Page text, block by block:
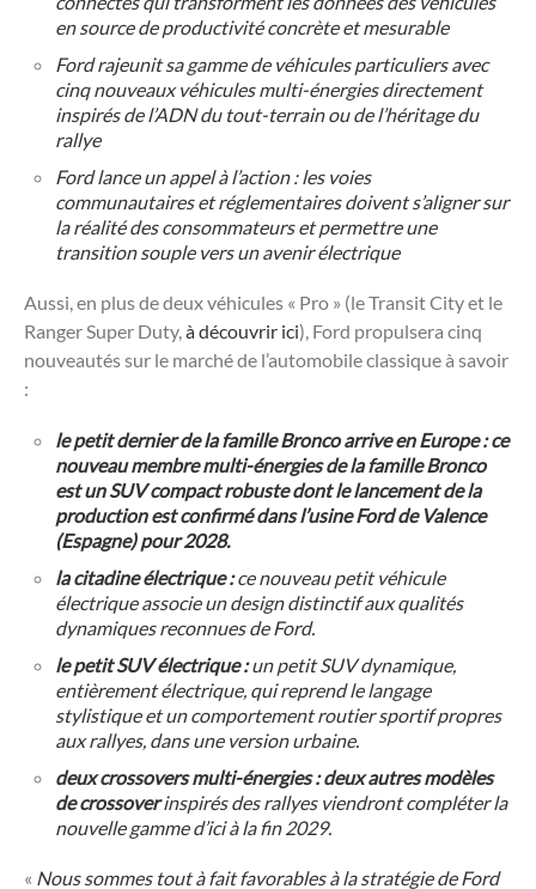
en source de productivité concrète et mesurable
Ford rajeunit sa gamme de véhicules particuliers avec
cinq nouveaux véhicules multi-énergies directement
inspirés de l’ADN du tout-terrain ou de l’héritage du
rallye
Ford lance un appel à l’action : les voies
communautaires et réglementaires doivent s’aligner sur
la réalité des consommateurs et permettre une
transition souple vers un avenir électrique
Aussi, en plus de deux véhicules « Pro » (le Transit City et le
Ranger Super Duty,à découvrir ici), Ford propulsera cinq
nouveautés sur le marché de l’automobile classique à savoir
:
le petit dernier de la famille Bronco arrive en Europe : ce
nouveau membre multi-énergies de la famille Bronco
est un SUV compact robuste dont le lancement de la
production est confirmé dans l’usine Ford de Valence
(Espagne) pour 2028.
la citadine électrique :ce nouveau petit véhicule
électrique associe un design distinctif aux qualités
dynamiques reconnues de Ford.
le petit SUV électrique :un petit SUV dynamique,
entièrement électrique, qui reprend le langage
stylistique et un comportement routier sportif propres
aux rallyes, dans une version urbaine.
deux crossovers multi-énergies : deux autres modèles
de crossoverinspirés des rallyes viendront compléter la
nouvelle gamme d’ici à la fin 2029.
« Nous sommes tout à fait favorables à la stratégie de Ford